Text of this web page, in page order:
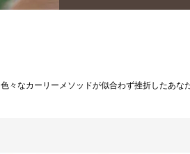
色々なカーリーメソッドが似合わず挫折したあ